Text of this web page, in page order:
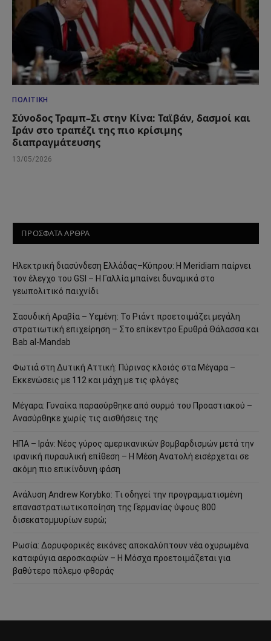
ΠΟΛΙΤΙΚΉ
Σύνοδος Τραμπ–Σι στην Κίνα: Ταϊβάν, δασμοί και
Ιράν στο τραπέζι της πιο κρίσιμης
διαπραγμάτευσης
13/05/2026
ΠΡΟΣΦΑΤΑ ΑΡΘΡΑ
Ηλεκτρική διασύνδεση Ελλάδας–Κύπρου: Η Meridiam παίρνει
τον έλεγχο του GSI – Η Γαλλία μπαίνει δυναμικά στο
γεωπολιτικό παιχνίδι
Σαουδική Αραβία – Υεμένη: Το Ριάντ προετοιμάζει μεγάλη
στρατιωτική επιχείρηση – Στο επίκεντρο Ερυθρά Θάλασσα και
Bab al-Mandab
Φωτιά στη Δυτική Αττική: Πύρινος κλοιός στα Μέγαρα –
Εκκενώσεις με 112 και μάχη με τις φλόγες
Μέγαρα: Γυναίκα παρασύρθηκε από συρμό του Προαστιακού –
Ανασύρθηκε χωρίς τις αισθήσεις της
ΗΠΑ – Ιράν: Νέος γύρος αμερικανικών βομβαρδισμών μετά την
ιρανική πυραυλική επίθεση – Η Μέση Ανατολή εισέρχεται σε
ακόμη πιο επικίνδυνη φάση
Ανάλυση Andrew Korybko: Τι οδηγεί την προγραμματισμένη
επαναστρατιωτικοποίηση της Γερμανίας ύψους 800
δισεκατομμυρίων ευρώ;
Ρωσία: Δορυφορικές εικόνες αποκαλύπτουν νέα οχυρωμένα
καταφύγια αεροσκαφών – Η Μόσχα προετοιμάζεται για
βαθύτερο πόλεμο φθοράς